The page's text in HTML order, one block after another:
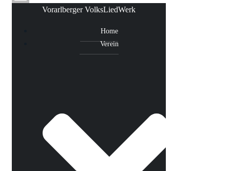
Vorarlberger VolksLiedWerk
Home
Verein